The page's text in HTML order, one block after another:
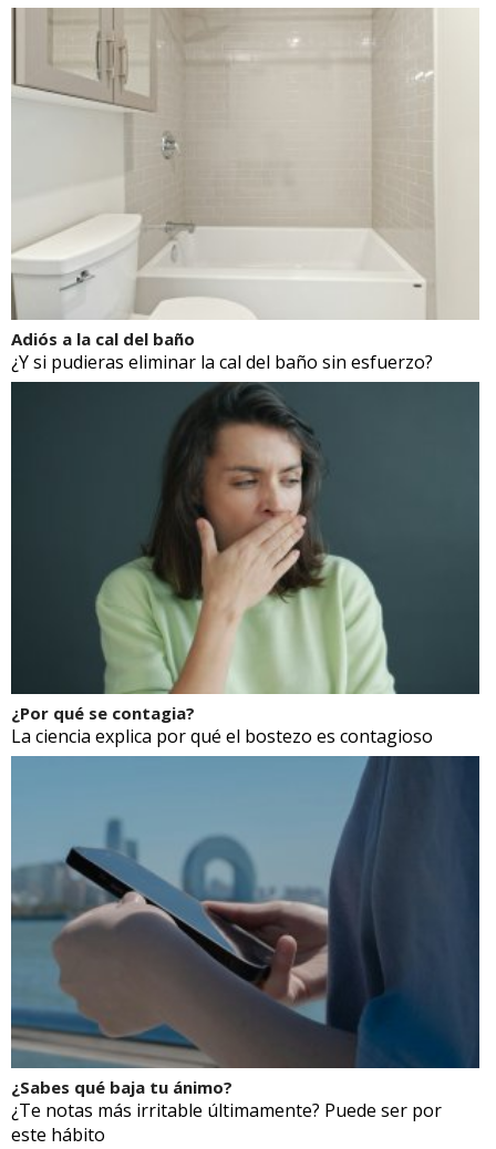
Adiós a la cal del baño
¿Y si pudieras eliminar la cal del baño sin esfuerzo?
¿Por qué se contagia?
La ciencia explica por qué el bostezo es contagioso
¿Sabes qué baja tu ánimo?
¿Te notas más irritable últimamente? Puede ser por
este hábito